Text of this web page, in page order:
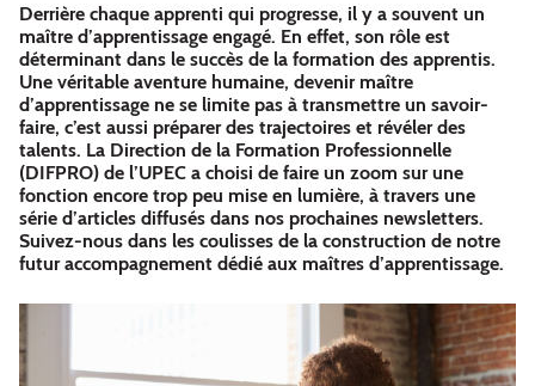
Derrière chaque apprenti qui progresse, il y a souvent un
maître d’apprentissage engagé. En effet, son rôle est
déterminant dans le succès de la formation des apprentis.
Une véritable aventure humaine, devenir maître
d’apprentissage ne se limite pas à transmettre un savoir-
faire, c’est aussi préparer des trajectoires et révéler des
talents. La Direction de la Formation Professionnelle
(DIFPRO) de l’UPEC a choisi de faire un zoom sur une
fonction encore trop peu mise en lumière, à travers une
série d’articles diffusés dans nos prochaines newsletters.
Suivez-nous dans les coulisses de la construction de notre
futur accompagnement dédié aux maîtres d’apprentissage.